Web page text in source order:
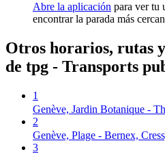
Abre la aplicación para ver tu
encontrar la parada más
Otros horarios, rutas
de tpg - Transports
1
Genève, Jardin Botanique -
2
Genève, Plage - Bernex,
3